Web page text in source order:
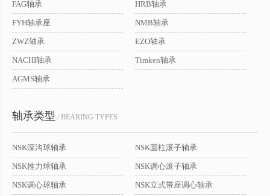
FAG轴承 HRB轴承
FYH轴承座 NMB轴承
ZWZ轴承 EZO轴承
NACHI轴承 Timken轴承
AGMS轴承
轴承类型 / BEARING TYPES
NSK深沟球轴承 NSK圆柱滚子轴承
NSK推力球轴承 NSK调心滚子轴承
NSK调心球轴承 NSK立式带座调心轴承